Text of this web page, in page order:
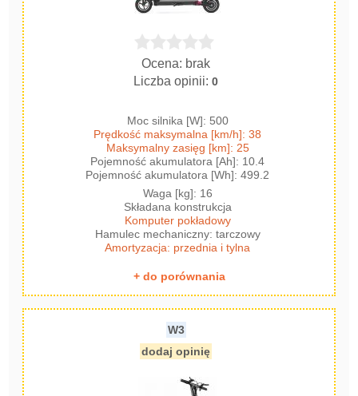
Ocena: brak
Liczba opinii:0
Moc silnika [W]: 500
Prędkość maksymalna [km/h]: 38
Maksymalny zasięg [km]: 25
Pojemność akumulatora [Ah]: 10.4
Pojemność akumulatora [Wh]: 499.2
Waga [kg]: 16
Składana konstrukcja
Komputer pokładowy
Hamulec mechaniczny: tarczowy
Amortyzacja: przednia i tylna
+ do porównania
W3
dodaj opinię